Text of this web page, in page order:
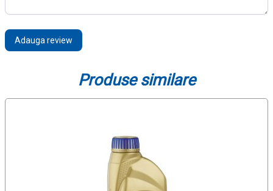
Adauga review
Produse similare